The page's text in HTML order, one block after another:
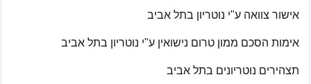
אישור צוואה ע"י נוטריון בתל אביב
אימות הסכם ממון טרום נישואין ע"י נוטריון בתל אביב
תצהירים נוטריונים בתל אביב